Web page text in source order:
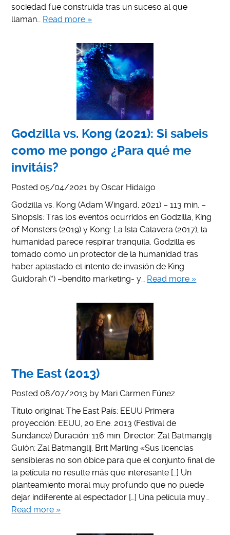
sociedad fue construida tras un suceso al que
llaman… Read more »
Godzilla vs. Kong (2021): Si sabeis
como me pongo ¿Para qué me
invitáis?
Posted 05/04/2021 byOscar Hidalgo
Godzilla vs. Kong (Adam Wingard, 2021) – 113 min. –
Sinopsis: Tras los eventos ocurridos en Godzilla, King
of Monsters (2019) y Kong: La Isla Calavera (2017), la
humanidad parece respirar tranquila. Godzilla es
tomado como un protector de la humanidad tras
haber aplastado el intento de invasión de King
Guidorah (*) –bendito marketing- y… Read more »
The East (2013)
Posted 08/07/2013 by Mari Carmen Fúnez
Título original: The East País: EEUU Primera
proyección: EEUU, 20 Ene. 2013 (Festival de
Sundance) Duración: 116 min. Director: Zal Batmanglij
Guión: Zal Batmanglij, Brit Marling «Sus licencias
sensibleras no son óbice para que el conjunto final de
la película no resulte más que interesante […] Un
planteamiento moral muy profundo que no puede
dejar indiferente al espectador […] Una película muy…
Read more »